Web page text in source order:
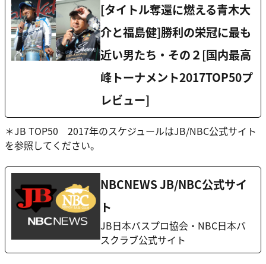
[タイトル奪還に燃える青木大
介と福島健]勝利の栄冠に最も
近い男たち・その２[国内最高
峰トーナメント2017TOP50プ
レビュー]
＊JB TOP50 2017年のスケジュールはJB/NBC公式サイト
を参照してください。
NBCNEWS JB/NBC公式サイ
ト
JB日本バスプロ協会・NBC日本バ
スクラブ公式サイト